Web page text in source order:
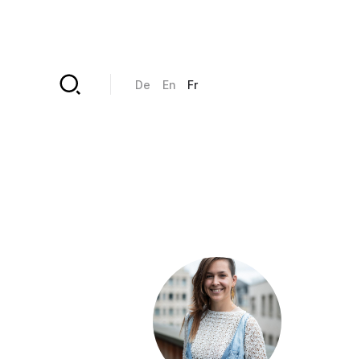
De En Fr